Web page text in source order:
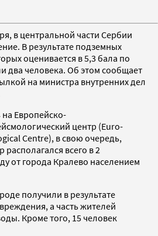
в центральной части Сербии
В результате подземных
оценивается в 5,3 бала по
два человека. Об этом сообщает
на министра внутренних дел
на Европейско-
центр (Euro-
Centre), в свою очередь,
всего в 2
от города Кралево населением
получили в результате
а часть жителей
Кроме того, 15 человек